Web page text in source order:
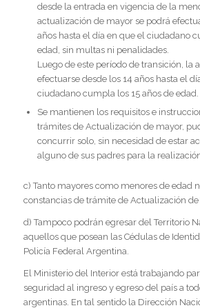
desde la entrada en vigencia de la
actualización de mayor se podrá
años hasta el día en que el ciudadano
edad, sin multas ni penalidades.
Luego de este período de transición, la
efectuarse desde los 14 años hasta el
ciudadano cumpla los 15 años de edad.
Se mantienen los requisitos e
trámites de Actualización de mayor,
concurrir solo, sin necesidad de estar
alguno de sus padres para la
c) Tanto mayores como menores de edad
constancias de trámite de Actualización de
d) Tampoco podrán egresar del Territorio
aquellos que posean las Cédulas de
Policía Federal Argentina.
El Ministerio del Interior está trabajando
seguridad al ingreso y egreso del país a
argentinas. En tal sentido la Dirección